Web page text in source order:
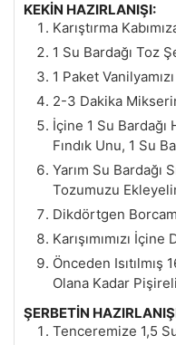
KEKİN HAZIRLANIŞI:
Karıştırma
1 Su Bardağı Toz
1 Paket
2-3 Dakika
İçine 1 Su Bardağı
Fındık Unu, 1 Su
Yarım Su Bardağı
Tozumuzu
Dikdörtgen
Karışımımızı
Önceden Isıtılmış
Olana Kadar
ŞERBETİN
Tenceremize 1,5